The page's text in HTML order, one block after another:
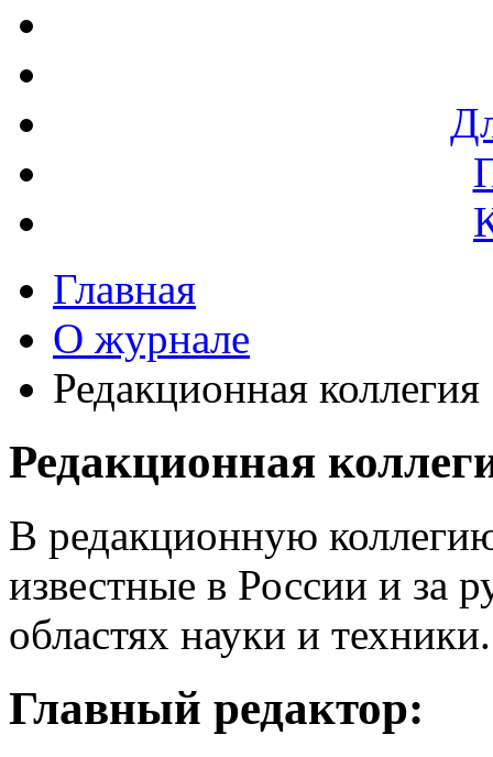
Главная
О журнале
Редакционная коллегия
Редакционная
В редакционную
известные в России и за
областях науки и техники.
Главный редактор: